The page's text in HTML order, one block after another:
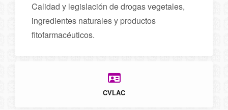
Calidad y legislación de drogas vegetales,
ingredientes naturales y productos
fitofarmacéuticos.
CVLAC